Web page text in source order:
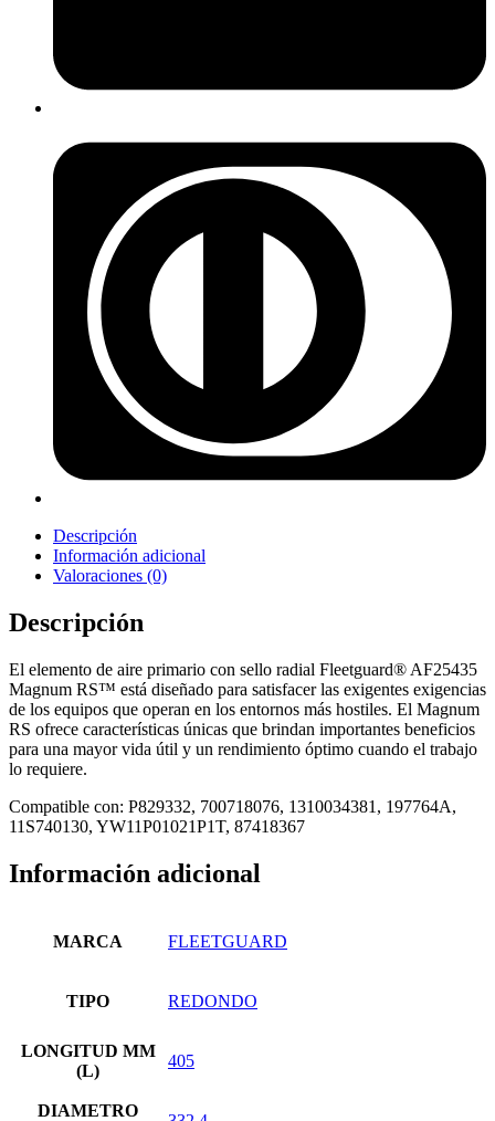
Descripción
Información adicional
Valoraciones (0)
Descripción
El elemento de aire primario con sello radial Fleetguard® AF25435
Magnum RS™ está diseñado para satisfacer las exigentes exigencias
de los equipos que operan en los entornos más hostiles. El Magnum
RS ofrece características únicas que brindan importantes beneficios
para una mayor vida útil y un rendimiento óptimo cuando el trabajo
lo requiere.
Compatible con: P829332, 700718076, 1310034381, 197764A,
11S740130, YW11P01021P1T, 87418367
Información adicional
MARCA FLEETGUARD
TIPO REDONDO
LONGITUD MM
(L)
405
DIAMETRO